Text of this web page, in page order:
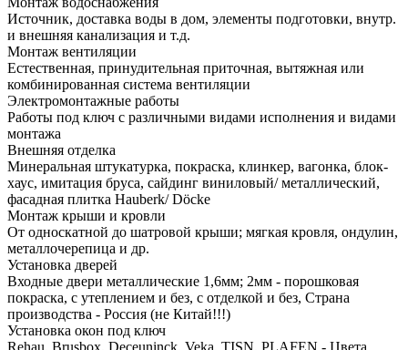
Источник, доставка воды в дом, элементы подготовки, внутр.
и внешняя канализация и т.д.
Монтаж вентиляции
Естественная, принудительная приточная, вытяжная или
комбинированная система вентиляции
Электромонтажные работы
Работы под ключ с различными видами исполнения и видами
монтажа
Внешняя отделка
Минеральная штукатурка, покраска, клинкер, вагонка, блок-
хаус, имитация бруса, сайдинг виниловый/ металлический,
фасадная плитка Hauberk/ Döcke
Монтаж крыши и кровли
От односкатной до шатровой крыши; мягкая кровля, ондулин,
металлочерепица и др.
Установка дверей
Входные двери металлические 1,6мм; 2мм - порошковая
покраска, с утеплением и без, с отделкой и без, Страна
производства - Россия (не Китай!!!)
Установка окон под ключ
Rehau, Brusbox, Deceuninck, Veka, TISN, PLAFEN - Цвета